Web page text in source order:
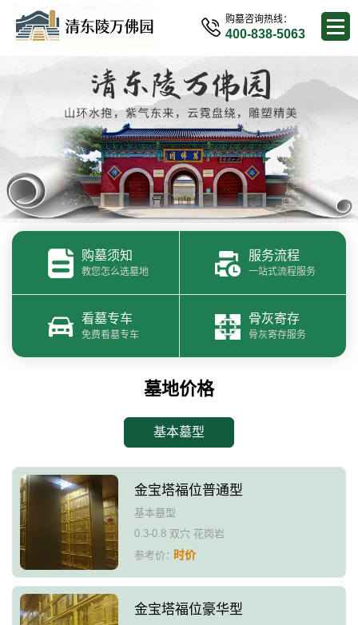
购墓咨询热线：
400-838-5063
购墓须知
教您怎么选墓地
服务流程
一站式流程服务
看墓专车
免费看墓专车
骨灰寄存
骨灰寄存服务
墓地价格
基本墓型
金宝塔福位普通型
基本墓型
0.3-0.8 双穴 花岗岩
参考价：时价
金宝塔福位豪华型